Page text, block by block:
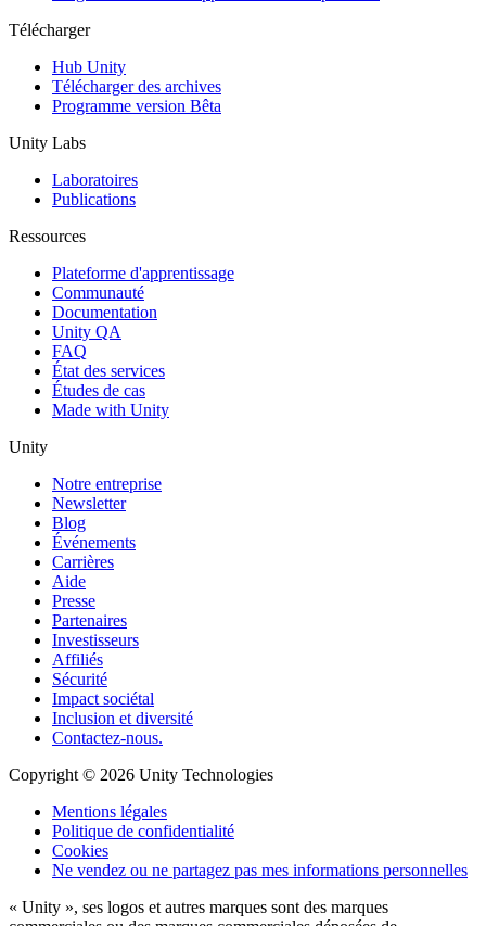
Télécharger
Hub Unity
Télécharger des archives
Programme version Bêta
Unity Labs
Laboratoires
Publications
Ressources
Plateforme d'apprentissage
Communauté
Documentation
Unity QA
FAQ
État des services
Études de cas
Made with Unity
Unity
Notre entreprise
Newsletter
Blog
Événements
Carrières
Aide
Presse
Partenaires
Investisseurs
Affiliés
Sécurité
Impact sociétal
Inclusion et diversité
Contactez-nous.
Copyright © 2026 Unity Technologies
Mentions légales
Politique de confidentialité
Cookies
Ne vendez ou ne partagez pas mes informations personnelles
« Unity », ses logos et autres marques sont des marques